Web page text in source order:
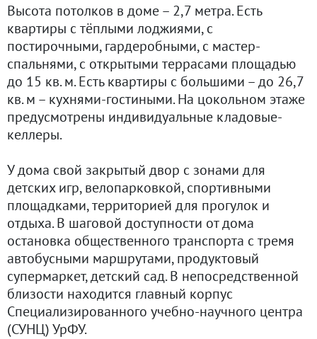
Высота потолков в доме – 2,7 метра. Есть
квартиры с тёплыми лоджиями, с
постирочными, гардеробными, с мастер-
спальнями, с открытыми террасами площадью
до 15 кв. м. Есть квартиры с большими – до 26,7
кв. м – кухнями-гостиными. На цокольном этаже
предусмотрены индивидуальные кладовые-
келлеры.
У дома свой закрытый двор с зонами для
детских игр, велопарковкой, спортивными
площадками, территорией для прогулок и
отдыха. В шаговой доступности от дома
остановка общественного транспорта с тремя
автобусными маршрутами, продуктовый
супермаркет, детский сад. В непосредственной
близости находится главный корпус
Специализированного учебно-научного центра
(СУНЦ) УрФУ.